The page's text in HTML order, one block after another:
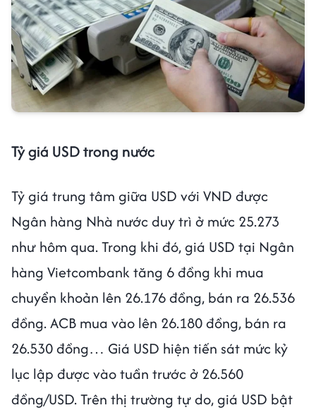
Tỷ giá USD trong nước
Tỷ giá trung tâm giữa USD với VND được
Ngân hàng Nhà nước duy trì ở mức 25.273
như hôm qua. Trong khi đó, giá USD tại Ngân
hàng Vietcombank tăng 6 đồng khi mua
chuyển khoản lên 26.176 đồng, bán ra 26.536
đồng. ACB mua vào lên 26.180 đồng, bán ra
26.530 đồng… Giá USD hiện tiến sát mức kỷ
lục lập được vào tuần trước ở 26.560
đồng/USD. Trên thị trường tự do, giá USD bật